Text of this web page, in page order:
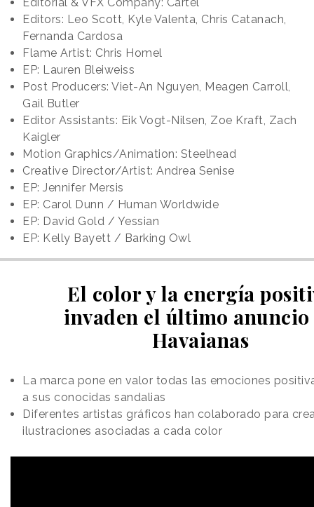
Editors: Leo Scott, Kyle Valenta, Chris Catanach,
Fernanda Cardosa
Flame Artist: Chris Homel
EP: Lauren Bleiweiss
Post Producers: Viet-An Nguyen, Meagen Carroll,
Gail Butler
Editor Assistants: Eik Vogt-Nilsen, Zoe Kraft, Zach
Kaigler
Motion Graphics/Animation: Steelhead
Creative Director/Artist: Andrea Senise
EP: Jennifer Mersis
EP: Carol Dunn / Human Worldwide
EP: David Gold / Yessian
EP: Kelly Bayett / Barking Owl
El color y la energía
invaden el último anuncio
Havaianas
La marca pone en valor todas las emociones
a sus conocidas sandalias
Diferentes artistas gráficos han colaborado para
ilustraciones asociadas a cada color